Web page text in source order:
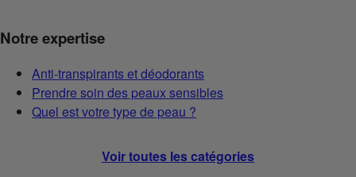
Notre expertise
Anti-transpirants et déodorants
Prendre soin des peaux sensibles
Quel est votre type de peau ?
Voir toutes les catégories